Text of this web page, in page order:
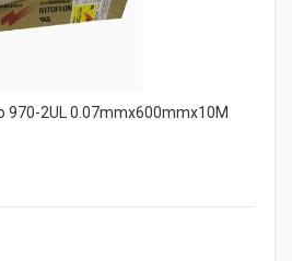
970-2UL 0.07mmx600mmx10M